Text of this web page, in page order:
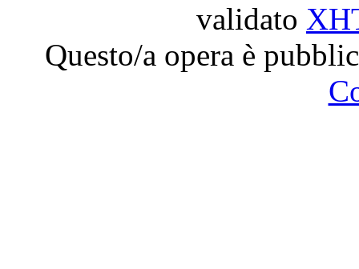
validato
Questo/a opera è